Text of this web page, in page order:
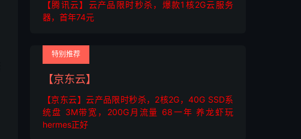
【腾讯云】云产品限时秒杀，爆款1核2G云服务
器，首年74元
特别推荐
【京东云】
【京东云】云产品限时秒杀，2核2G，40G SSD系
统盘 3M带宽，200G月流量 68一年 养龙虾玩
hermes正好